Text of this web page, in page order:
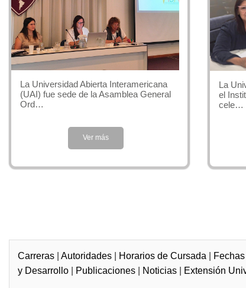
La Universidad Abierta Interamericana
(UAI) fue sede de la Asamblea General
Ord…
Ver más
La
el
cele…
Carreras |Autoridades Horarios de Cursada
y Desarrollo
Publicaciones Noticias Extensión